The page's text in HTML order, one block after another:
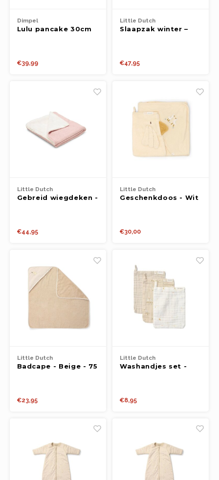
Dimpel
Lulu pancake 30cm
€39,99
Little Dutch
Slaapzak winter –
€47,95
Little Dutch
Gebreid wiegdeken -
€44,95
Little Dutch
Geschenkdoos - Wit
€30,00
Little Dutch
Badcape - Beige - 75
€23,95
Little Dutch
Washandjes set -
€8,95